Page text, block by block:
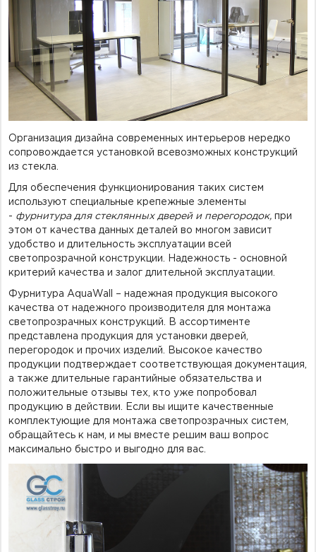
Фурнитура для душевых ограждений (распашная серия)
Двери межкомнатные цельностеклянные
Организация дизайна современных интерьеров нередко
сопровождается установкой всевозможных конструкций
из стекла.
Для обеспечения функционирования таких систем
используют специальные крепежные элементы
- фурнитура для стеклянных дверей и перегородок, при
этом от качества данных деталей во многом зависит
удобство и длительность эксплуатации всей
светопрозрачной конструкции. Надежность - основной
критерий качества и залог длительной эксплуатации.
Фурнитура AquaWall – надежная продукция высокого
качества от надежного производителя для монтажа
светопрозрачных конструкций. В ассортименте
представлена продукция для установки дверей,
перегородок и прочих изделий. Высокое качество
продукции подтверждает соответствующая документация,
а также длительные гарантийные обязательства и
положительные отзывы тех, кто уже попробовал
продукцию в действии. Если вы ищите качественные
комплектующие для монтажа светопрозрачных систем,
обращайтесь к нам, и мы вместе решим ваш вопрос
максимально быстро и выгодно для вас.